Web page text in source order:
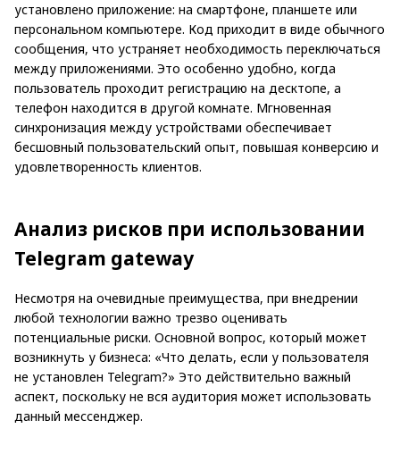
установлено приложение: на смартфоне, планшете или
персональном компьютере. Код приходит в виде обычного
сообщения, что устраняет необходимость переключаться
между приложениями. Это особенно удобно, когда
пользователь проходит регистрацию на десктопе, а
телефон находится в другой комнате. Мгновенная
синхронизация между устройствами обеспечивает
бесшовный пользовательский опыт, повышая конверсию и
удовлетворенность клиентов.
Анализ рисков при использовании
Telegram gateway
Несмотря на очевидные преимущества, при внедрении
любой технологии важно трезво оценивать
потенциальные риски. Основной вопрос, который может
возникнуть у бизнеса: «Что делать, если у пользователя
не установлен Telegram?» Это действительно важный
аспект, поскольку не вся аудитория может использовать
данный мессенджер.